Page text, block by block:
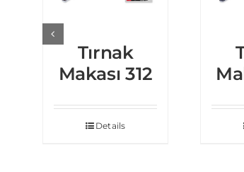
Tırnak
Makası 312
Details